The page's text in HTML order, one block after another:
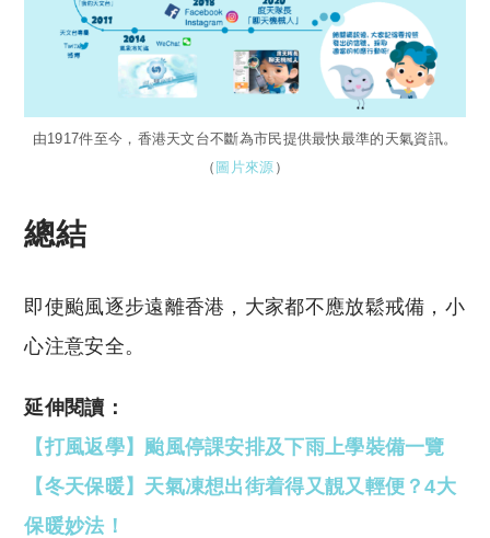
由1917件至今，香港天文台不斷為市民提供最快最準的天氣資訊。
（ 圖片來源 ）
總結
即使颱風逐步遠離香港，大家都不應放鬆戒備，小
心注意安全。
延伸閱讀：
【打風返學】颱風停課安排及下雨上學裝備一覽
【冬天保暖】天氣凍想出街着得又靚又輕便？4大
保暖妙法！